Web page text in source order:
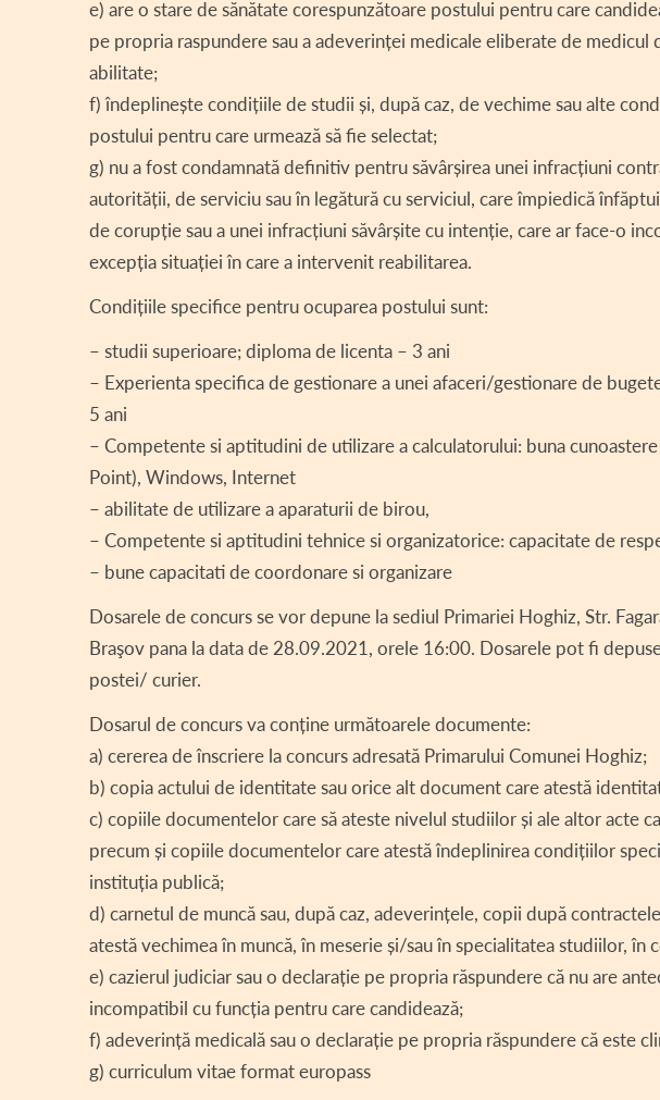
e) are o stare de sănătate corespunzătoare postului pentru care
pe propria raspundere sau a adeverinței medicale eliberate de medicul
abilitate;
f) îndeplinește condițiile de studii și, după caz, de vechime sau alte
postului pentru care urmează să fie selectat;
g) nu a fost condamnată definitiv pentru săvârșirea unei infracțiuni
autorității, de serviciu sau în legătură cu serviciul, care împiedică
de corupție sau a unei infracțiuni săvârșite cu intenție, care ar face-o
excepția situației în care a intervenit reabilitarea.
Condițiile specifice pentru ocuparea postului sunt:
– studii superioare; diploma de licenta – 3 ani
– Experienta specifica de gestionare a unei afaceri/gestionare de
5 ani
– Competente si aptitudini de utilizare a calculatorului: buna
Point), Windows, Internet
– abilitate de utilizare a aparaturii de birou,
– Competente si aptitudini tehnice si organizatorice: capacitate de
– bune capacitati de coordonare si organizare
Dosarele de concurs se vor depune la sediul Primariei Hoghiz, Str.
Braşov pana la data de 28.09.2021, orele 16:00. Dosarele pot fi
postei/ curier.
Dosarul de concurs va conține următoarele documente:
a) cererea de înscriere la concurs adresată Primarului Comunei Hoghiz;
b) copia actului de identitate sau orice alt document care atestă
c) copiile documentelor care să ateste nivelul studiilor și ale altor acte
precum și copiile documentelor care atestă îndeplinirea condițiilor
instituția publică;
d) carnetul de muncă sau, după caz, adeverințele, copii după
atestă vechimea în muncă, în meserie și/sau în specialitatea studiilor, în
e) cazierul judiciar sau o declarație pe propria răspundere că nu are
incompatibil cu funcția pentru care candidează;
f) adeverință medicală sau o declarație pe propria răspundere că este
g) curriculum vitae format europass